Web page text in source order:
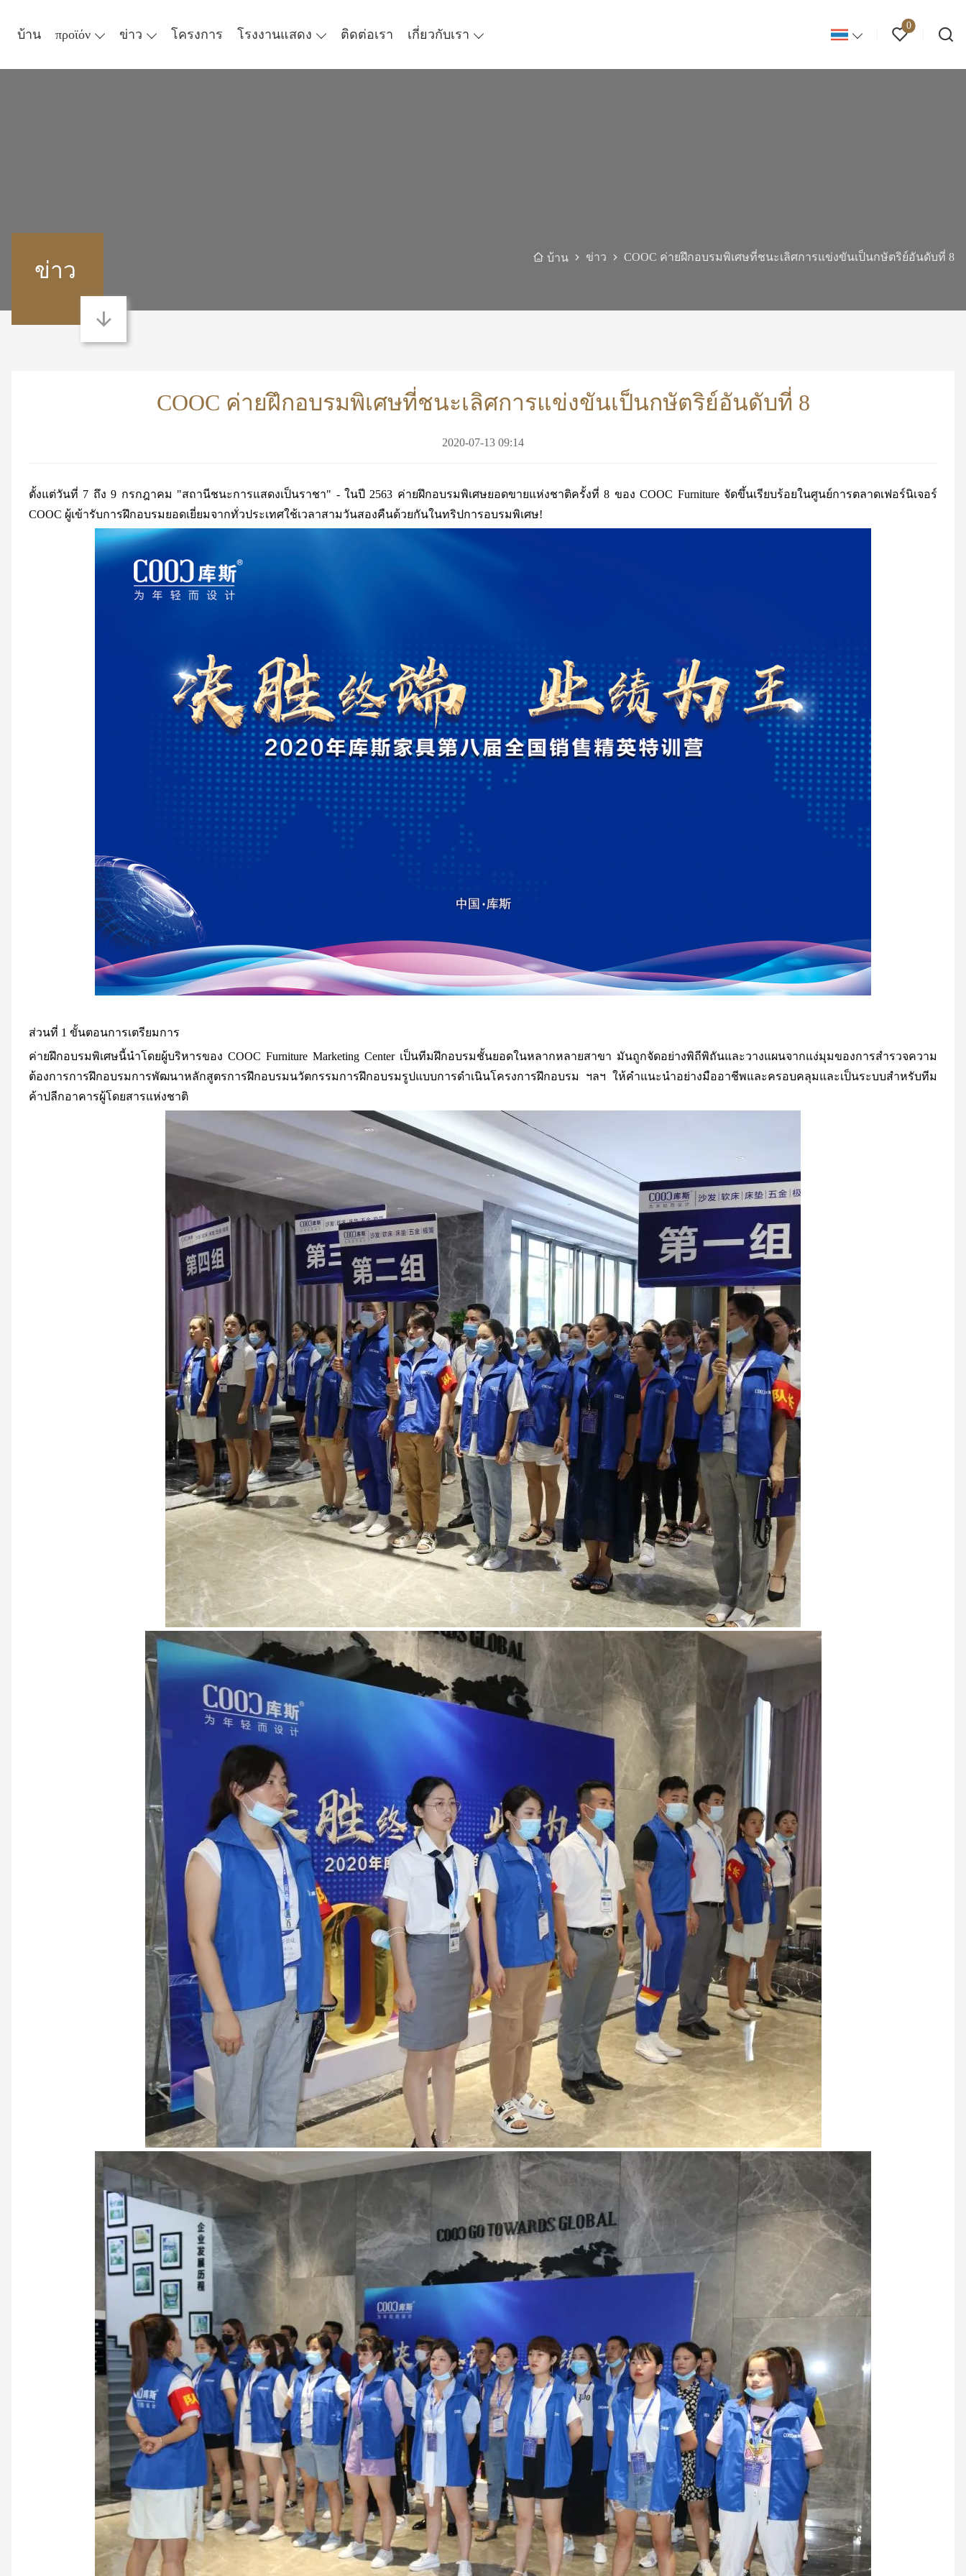
บ้าน προϊόν ข่าว โครงการ โรงงานแสดง ติดต่อเรา เกี่ยวกับเรา
0
ข่าว บ้าน ข่าว COOC ค่ายฝึกอบรมพิเศษที่ชนะเลิศการแข่งขันเป็นกษัตริย์อันดับที่ 8
COOC ค่ายฝึกอบรมพิเศษที่ชนะเลิศการแข่งขันเป็นกษัตริย์อันดับที่ 8
2020-07-13 09:14
ตั้งแต่วันที่ 7 ถึง 9 กรกฎาคม "สถานีชนะการแสดงเป็นราชา" - ในปี 2563 ค่ายฝึกอบรมพิเศษยอดขายแห่งชาติครั้งที่ 8 ของ COOC Furniture จัดขึ้นเรียบร้อยในศูนย์การตลาดเฟอร์นิเจอร์
COOC ผู้เข้ารับการฝึกอบรมยอดเยี่ยมจากทั่วประเทศใช้เวลาสามวันสองคืนด้วยกันในทริปการอบรมพิเศษ!
ส่วนที่ 1 ขั้นตอนการเตรียมการ
ค่ายฝึกอบรมพิเศษนี้นำโดยผู้บริหารของ COOC Furniture Marketing Center เป็นทีมฝึกอบรมชั้นยอดในหลากหลายสาขา มันถูกจัดอย่างพิถีพิถันและวางแผนจากแง่มุมของการสำรวจความ
ต้องการการฝึกอบรมการพัฒนาหลักสูตรการฝึกอบรมนวัตกรรมการฝึกอบรมรูปแบบการดำเนินโครงการฝึกอบรม ฯลฯ ให้คำแนะนำอย่างมืออาชีพและครอบคลุมและเป็นระบบสำหรับทีม
ค้าปลีกอาคารผู้โดยสารแห่งชาติ